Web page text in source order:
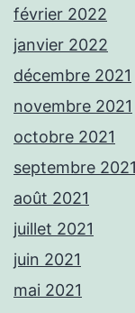
février 2022
janvier 2022
décembre 2021
novembre 2021
octobre 2021
septembre 2021
août 2021
juillet 2021
juin 2021
mai 2021